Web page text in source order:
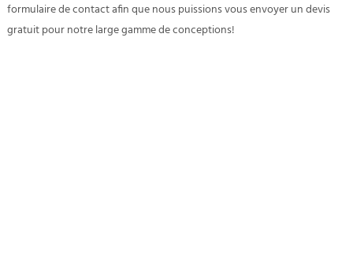
formulaire de contact afin que nous puissions vous envoyer un devis
gratuit pour notre large gamme de conceptions!